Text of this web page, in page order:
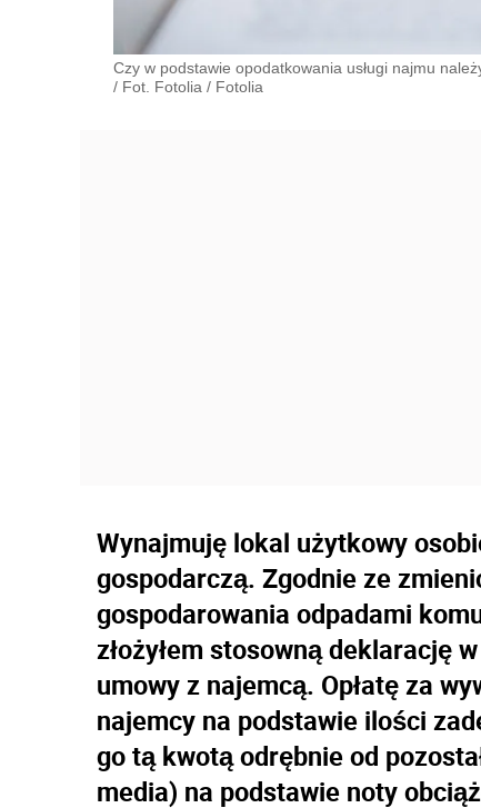
Czy w podstawie opodatkowania usługi najmu
/ Fot. Fotolia / Fotolia
Wynajmuję lokal użytkowy
gospodarczą. Zgodnie ze
gospodarowania odpadami
złożyłem stosowną deklarację
umowy z najemcą. Opłatę za
najemcy na podstawie ilości
go tą kwotą odrębnie od
media) na podstawie noty